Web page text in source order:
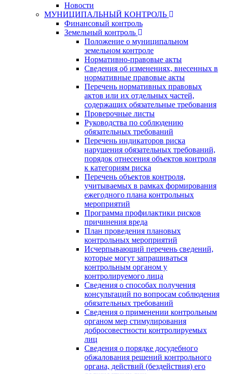
Новости
МУНИЦИПАЛЬНЫЙ КОНТРОЛЬ
Финансовый контроль
Земельный контроль
Положение о муниципальном
земельном контроле
Нормативно-правовые акты
Сведения об изменениях, внесенных в
нормативные правовые акты
Перечень нормативных правовых
актов или их отдельных частей,
содержащих обязательные требования
Проверочные листы
Руководства по соблюдению
обязательных требований
Перечень индикаторов риска
нарушения обязательных требований,
порядок отнесения объектов контроля
к категориям риска
Перечень объектов контроля,
учитываемых в рамках формирования
ежегодного плана контрольных
мероприятий
Программа профилактики рисков
причинения вреда
План проведения плановых
контрольных мероприятий
Исчерпывающий перечень сведений,
которые могут запрашиваться
контрольным органом у
контролируемого лица
Сведения о способах получения
консультаций по вопросам соблюдения
обязательных требований
Сведения о применении контрольным
органом мер стимулирования
добросовестности контролируемых
лиц
Сведения о порядке досудебного
обжалования решений контрольного
органа, действий (бездействия) его